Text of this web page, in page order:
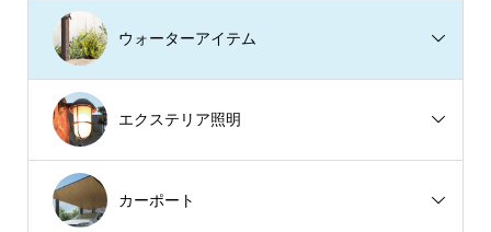
ウォーターアイテム
エクステリア照明
カーポート